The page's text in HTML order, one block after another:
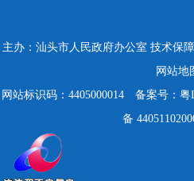
主办：汕头市人民政府办公室 技术保
网站地
网站标识码：4405000014
备案号：粤
备